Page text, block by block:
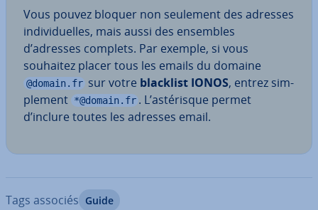
Vous pouvez bloquer non seulement des adresses
in­di­vi­duelles, mais aussi des ensembles
d’adresses complets. Par exemple, si vous
souhaitez placer tous les emails du domaine
@domain.fr sur votre blacklist IONOS, entrez sim­
ple­ment *@domain.fr . L’as­té­risque permet
d’inclure toutes les adresses email.
Tags associés Guide